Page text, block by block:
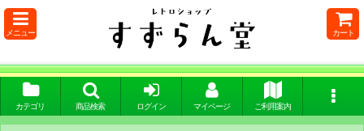
メニュー カート
カテゴリ 商品検索 ログイン マイページ ご利用案内